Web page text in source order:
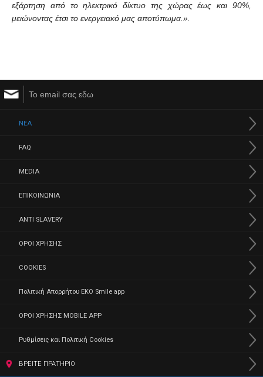
εξάρτηση από το ηλεκτρικό δίκτυο της χώρας έως και 90%,
μειώνοντας έτσι το ενεργειακό μας αποτύπωμα.».